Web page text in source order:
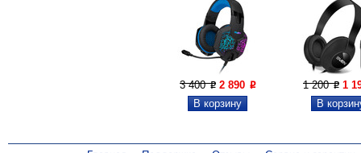
3 400P 2 890 P 1 200P 1